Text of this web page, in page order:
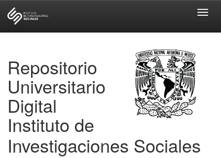
Repositorio
Universitario
Digital
Instituto de
Investigaciones Sociales